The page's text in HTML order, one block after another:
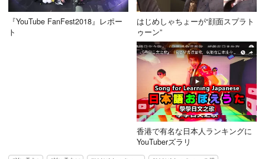
『YouTube FanFest2018』レポー
ト
はじめしゃちょーが“顔面スプラト
ゥーン”
香港で有名な日本人ランキングに
YouTuberズラリ